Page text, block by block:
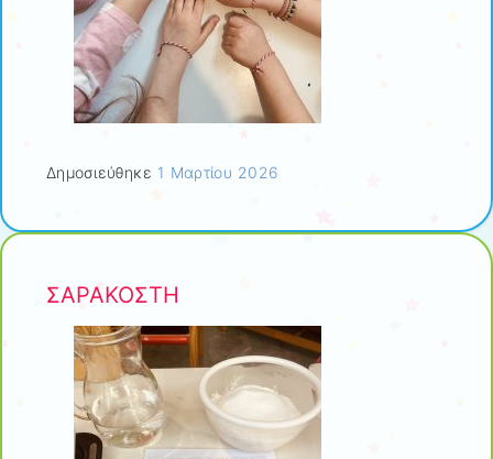
Δημοσιεύθηκε 1 Μαρτίου 2026
ΣΑΡΑΚΟΣΤΗ